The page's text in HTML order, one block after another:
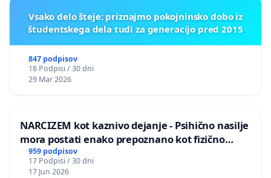
Vsako delo šteje: priznajmo pokojninsko dobo iz
študentskega dela tudi za generacijo pred 2015
847 podpisov
18 Podpisi / 30 dni
29 Mar 2026
NARCIZEM kot kaznivo dejanje - Psihično nasilje
mora postati enako prepoznano kot fizično
nasilje
959 podpisov
17 Podpisi / 30 dni
17 Jun 2026